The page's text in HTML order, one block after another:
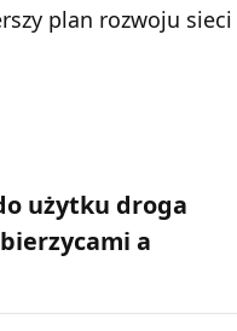
plan rozwoju sieci
użytku droga
a